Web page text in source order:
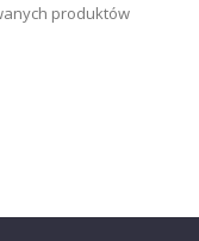
produktów